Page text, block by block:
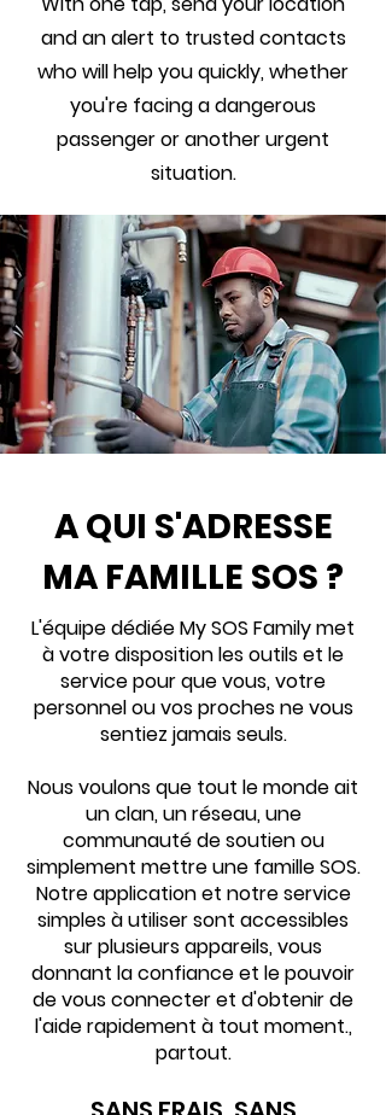
and an alert to trusted contacts
who will help you quickly, whether
you're facing a dangerous
passenger or another urgent
situation.
A QUI S'ADRESSE
MA FAMILLE SOS ?
L'équipe dédiée My SOS Family met
à votre disposition les outils et le
service pour que vous, votre
personnel ou vos proches ne vous
sentiez jamais seuls.
Nous voulons que tout le monde ait
un clan, un réseau, une
communauté de soutien ou
simplement mettre une famille SOS.
Notre application et notre service
simples à utiliser sont accessibles
sur plusieurs appareils, vous
donnant la confiance et le pouvoir
de vous connecter et d'obtenir de
l'aide rapidement à tout moment.,
partout.